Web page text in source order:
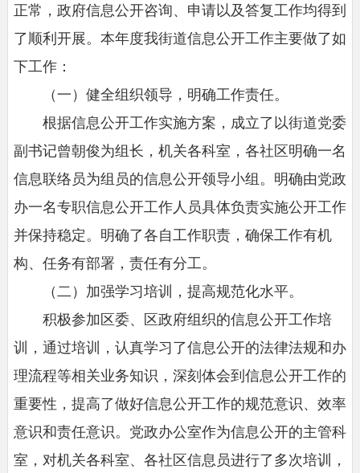
正常，政府信息公开咨询、申请以及答复工作均得到
了顺利开展。本年度我街道信息公开工作主要做了如
下工作：
（一）健全组织领导，明确工作责任。
根据信息公开工作实施方案，成立了以街道党委
副书记曾朝俊为组长，机关各科室，各社区明确一名
信息联络员为组员的信息公开领导小组。明确由党政
办一名专职信息公开工作人员具体负责实施公开工作
并保持稳定。明确了各自工作职责，确保工作有机
构、任务有部署，责任有分工。
（二）加强学习培训，提高规范化水平。
积极参加区委、区政府组织的信息公开工作培
训，通过培训，认真学习了信息公开的法律法规和办
理流程等相关业务知识，深刻体会到信息公开工作的
重要性，提高了做好信息公开工作的规范意识、效率
意识和责任意识。党政办公室作为信息公开的主管科
室，对机关各科室、各社区信息员进行了多次培训，